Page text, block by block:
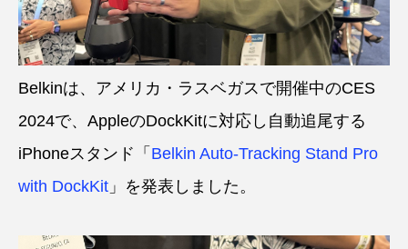
Belkinは、アメリカ・ラスベガスで開催中のCES
2024で、AppleのDockKitに対応し自動追尾する
iPhoneスタンド「 Belkin Auto-Tracking Stand Pro
with DockKit 」を発表しました。